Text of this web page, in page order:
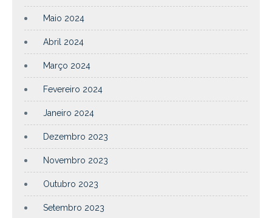
Maio 2024
Abril 2024
Março 2024
Fevereiro 2024
Janeiro 2024
Dezembro 2023
Novembro 2023
Outubro 2023
Setembro 2023